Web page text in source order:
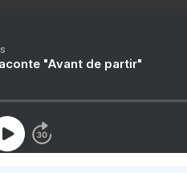
"Avant de partir"